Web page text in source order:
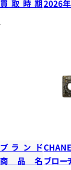
買取時期2026
ブランド
商品名 ブロー